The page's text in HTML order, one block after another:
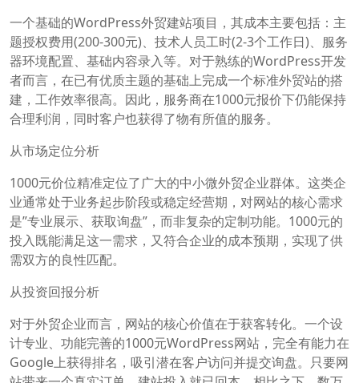
一个基础的WordPress外贸建站项目，其成本主要包括：主
题授权费用(200-300元)、技术人员工时(2-3个工作日)、服务
器环境配置、基础内容录入等。对于熟练的WordPress开发
者而言，在已有优质主题的基础上完成一个标准外贸站的搭
建，工作效率很高。因此，服务商在1000元报价下仍能保持
合理利润，同时客户也获得了物有所值的服务。
从市场定位分析
1000元价位精准定位了广大的中小微外贸企业群体。这类企
业通常处于业务起步阶段或稳定经营期，对网站的核心需求
是”专业展示、获取询盘”，而非复杂的定制功能。1000元的
投入既能满足这一需求，又符合企业的成本预期，实现了供
需双方的良性匹配。
从投资回报分析
对于外贸企业而言，网站的核心价值在于获客转化。一个设
计专业、功能完善的1000元WordPress网站，完全有能力在
Google上获得排名，吸引潜在客户访问并提交询盘。只要网